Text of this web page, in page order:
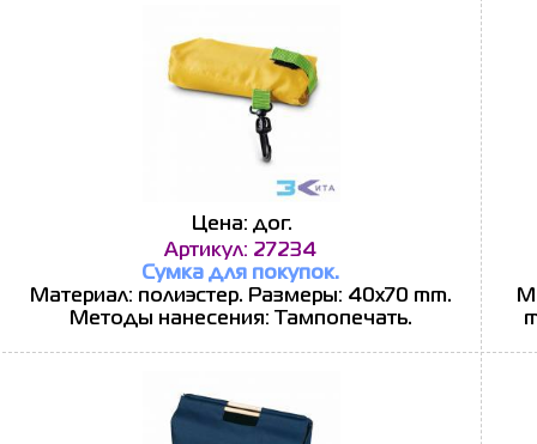
Цена: дог.
Артикул: 27234
Сумка для покупок.
Материал: полиэстер. Размеры: 40x70 mm.
Методы нанесения: Тампопечать.